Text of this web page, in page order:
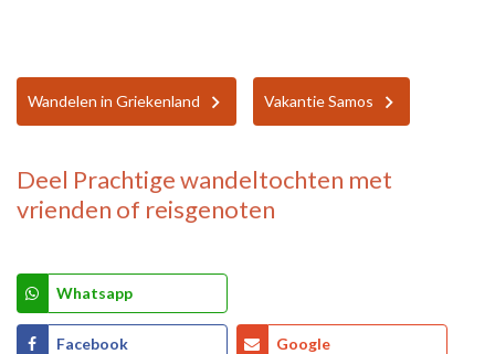
Wandelen in Griekenland Vakantie Samos
Deel Prachtige wandeltochten met
vrienden of reisgenoten
Whatsapp
Facebook Google